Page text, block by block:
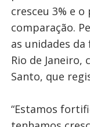
cresceu 3% e o
comparação.
as unidades
Rio de Janeiro,
Santo, que
“Estamos